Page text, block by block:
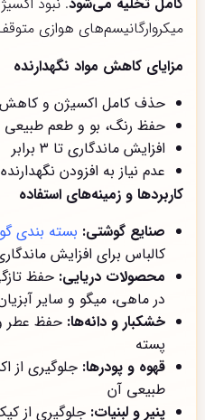
میکروارگانیسم‌های هوازی
مزایای کاهش مواد نگهدارنده
حذف کامل اکسیژن و کاهش
حفظ رنگ، بو و طعم طبیعی
افزایش ماندگاری تا ۳ برابر
عدم نیاز به افزودن
کاربردها و زمینه‌های استفاده
صنایع گوشتی: بسته بندی
کالباس برای افزایش
محصولات دریایی: حفظ
در ماهی، میگو و سایر
خشکبار و دانه‌ها: حفظ عطر
پسته
قهوه و پودرها: جلوگیری از
طبیعی آن
پنیر و لبنیات: جلوگیری از